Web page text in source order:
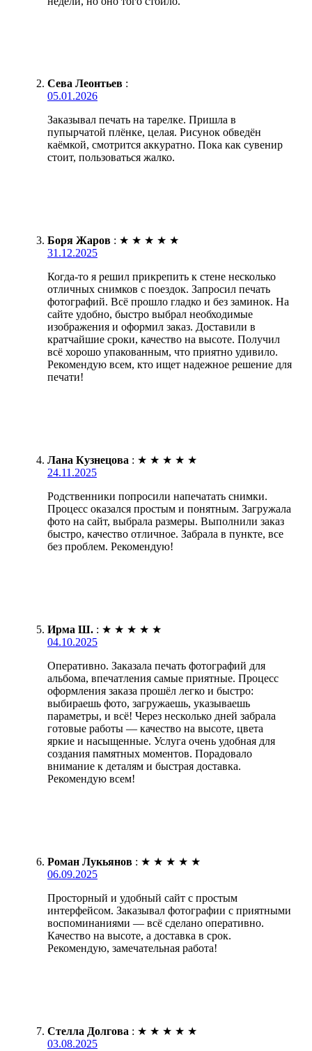
Сева Леонтьев :
05.01.2026
Заказывал печать на тарелке. Пришла в
пупырчатой плёнке, целая. Рисунок обведён
каёмкой, смотрится аккуратно. Пока как сувенир
стоит, пользоваться жалко.
Боря Жаров : ★ ★ ★ ★ ★
31.12.2025
Когда-то я решил прикрепить к стене несколько
отличных снимков с поездок. Запросил печать
фотографий. Всё прошло гладко и без заминок. На
сайте удобно, быстро выбрал необходимые
изображения и оформил заказ. Доставили в
кратчайшие сроки, качество на высоте. Получил
всё хорошо упакованным, что приятно удивило.
Рекомендую всем, кто ищет надежное решение для
печати!
Лана Кузнецова : ★ ★ ★ ★ ★
24.11.2025
Родственники попросили напечатать снимки.
Процесс оказался простым и понятным. Загружала
фото на сайт, выбрала размеры. Выполнили заказ
быстро, качество отличное. Забрала в пункте, все
без проблем. Рекомендую!
Ирма Ш. : ★ ★ ★ ★ ★
04.10.2025
Оперативно. Заказала печать фотографий для
альбома, впечатления самые приятные. Процесс
оформления заказа прошёл легко и быстро:
выбираешь фото, загружаешь, указываешь
параметры, и всё! Через несколько дней забрала
готовые работы — качество на высоте, цвета
яркие и насыщенные. Услуга очень удобная для
создания памятных моментов. Порадовало
внимание к деталям и быстрая доставка.
Рекомендую всем!
Роман Лукьянов : ★ ★ ★ ★ ★
06.09.2025
Просторный и удобный сайт с простым
интерфейсом. Заказывал фотографии с приятными
воспоминаниями — всё сделано оперативно.
Качество на высоте, а доставка в срок.
Рекомендую, замечательная работа!
Стелла Долгова : ★ ★ ★ ★ ★
03.08.2025